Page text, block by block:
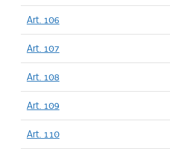
Art. 106
Art. 107
Art. 108
Art. 109
Art. 110